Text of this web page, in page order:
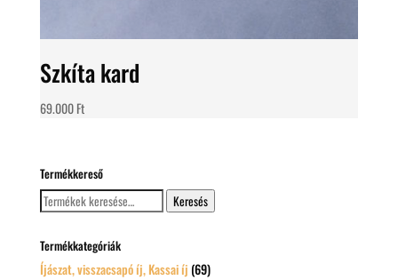
Szkíta kard
69.000Ft
Termékkereső
Keresés
a
Keresés
Termékkategóriák
Íjászat, visszacsapó íj, Kassai íj (69)